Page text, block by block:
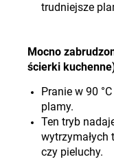
trudniejsze
Mocno
ścierki kuchenn
Pranie w 90
plamy.
Ten tryb
wytrzymałych
czy pieluchy.